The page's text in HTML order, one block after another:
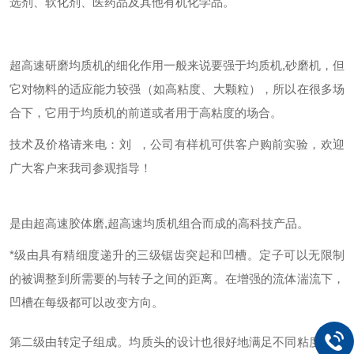
超高速研磨均质机的细化作用一般来说要强于均质机,砂磨机，但
它对物料的适应能力较强（如高粘度、大颗粒），所以在很多场
合下，它用于均质机的前道或者用于高粘度的场合。
技术及价格请来电：刘 ，公司有样机可供客户购前实验，欢迎
广大客户来我司参观指导！
是由超高速胶体磨,超高速均质机组合而成的高科技产品。
*级由具有精细度递升的三级锯齿突起和凹槽。定子可以无限制
的被调整到所需要的与转子之间的距离。在增强的流体湍流下，
凹槽在每级都可以改变方向。
第二级由转定子组成。均质头的设计也很好地满足不同粘度的物